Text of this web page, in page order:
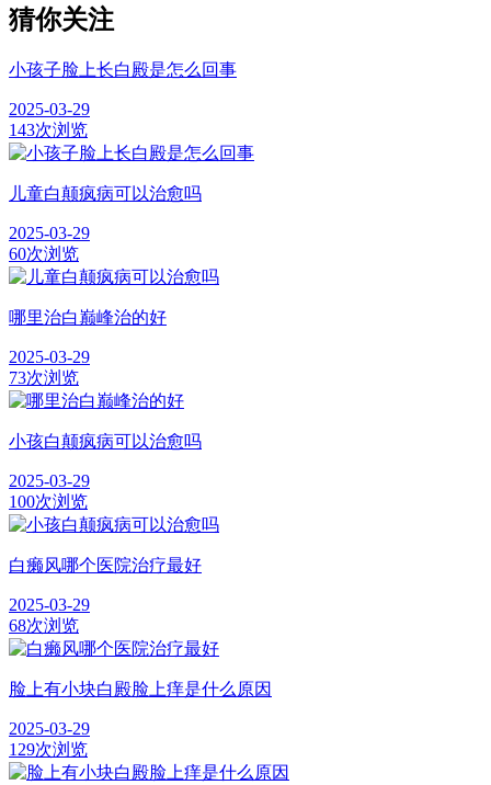
猜你关注
小孩子脸上长白殿是怎么回事
2025-03-29
143次浏览
儿童白颠疯病可以治愈吗
2025-03-29
60次浏览
哪里治白巅峰治的好
2025-03-29
73次浏览
小孩白颠疯病可以治愈吗
2025-03-29
100次浏览
白癞风哪个医院治疗最好
2025-03-29
68次浏览
脸上有小块白殿脸上痒是什么原因
2025-03-29
129次浏览